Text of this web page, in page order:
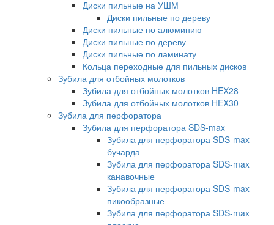
Диски пильные на УШМ
Диски пильные по дереву
Диски пильные по алюминию
Диски пильные по дереву
Диски пильные по ламинату
Кольца переходные для пильных дисков
Зубила для отбойных молотков
Зубила для отбойных молотков HEX28
Зубила для отбойных молотков HEX30
Зубила для перфоратора
Зубила для перфоратора SDS-max
Зубила для перфоратора SDS-max
бучарда
Зубила для перфоратора SDS-max
канавочные
Зубила для перфоратора SDS-max
пикообразные
Зубила для перфоратора SDS-max